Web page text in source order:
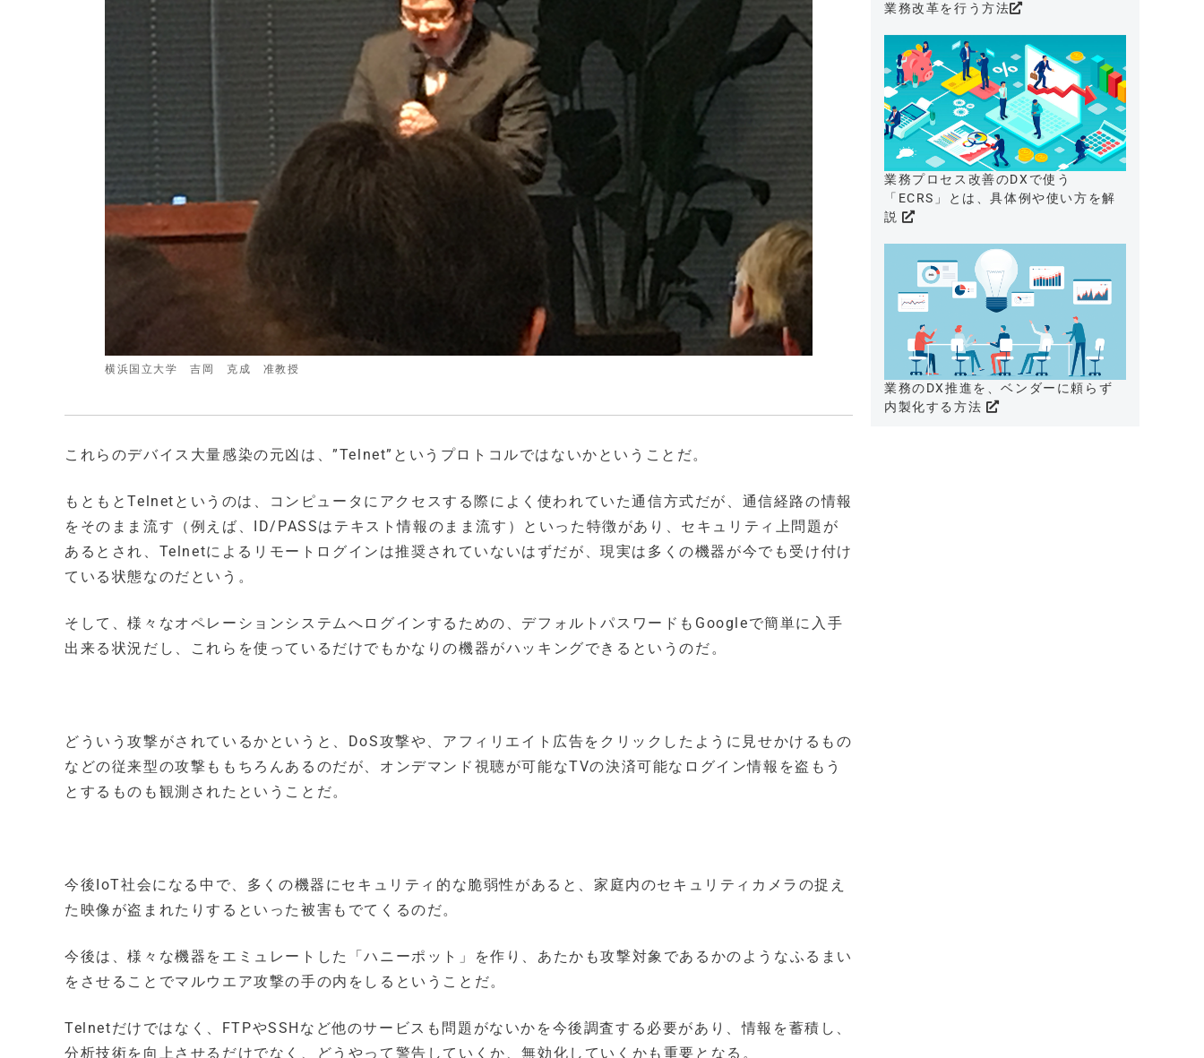
横浜国立大学 吉岡 克成 准教授
これらのデバイス大量感染の元凶は、”Telnet”というプロトコルではないかということだ。
もともとTelnetというのは、コンピュータにアクセスする際によく使われていた通信方式だが、通信経路の情報
をそのまま流す（例えば、ID/PASSはテキスト情報のまま流す）といった特徴があり、セキュリティ上問題が
あるとされ、Telnetによるリモートログインは推奨されていないはずだが、現実は多くの機器が今でも受け付け
ている状態なのだという。
そして、様々なオペレーションシステムへログインするための、デフォルトパスワードもGoogleで簡単に入手
出来る状況だし、これらを使っているだけでもかなりの機器がハッキングできるというのだ。
どういう攻撃がされているかというと、DoS攻撃や、アフィリエイト広告をクリックしたように見せかけるもの
などの従来型の攻撃ももちろんあるのだが、オンデマンド視聴が可能なTVの決済可能なログイン情報を盗もう
とするものも観測されたということだ。
今後IoT社会になる中で、多くの機器にセキュリティ的な脆弱性があると、家庭内のセキュリティカメラの捉え
た映像が盗まれたりするといった被害もでてくるのだ。
今後は、様々な機器をエミュレートした「ハニーポット」を作り、あたかも攻撃対象であるかのようなふるまい
をさせることでマルウエア攻撃の手の内をしるということだ。
Telnetだけではなく、FTPやSSHなど他のサービスも問題がないかを今後調査する必要があり、情報を蓄積し、
分析技術を向上させるだけでなく、どうやって警告していくか、無効化していくかも重要となる。
業務改革を行う方法
業務プロセス改善のDXで使う
「ECRS」とは、具体例や使い方を解
説
業務のDX推進を、ベンダーに頼らず
内製化する方法